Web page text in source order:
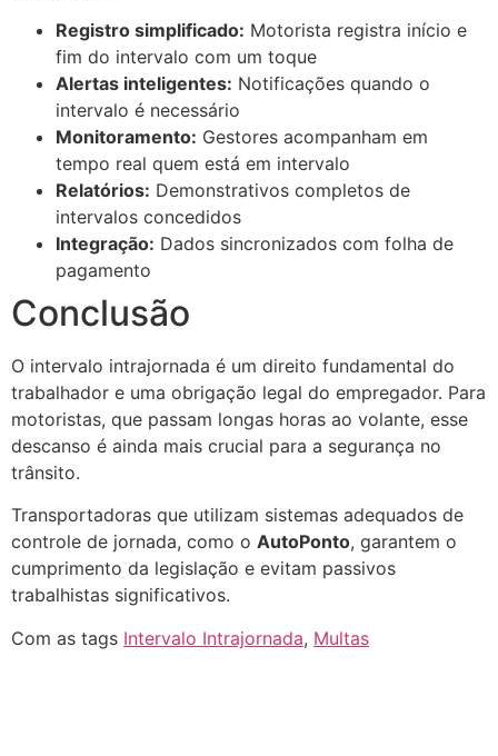
Registro simplificado: Motorista registra início e
fim do intervalo com um toque
Alertas inteligentes: Notificações quando o
intervalo é necessário
Monitoramento: Gestores acompanham em
tempo real quem está em intervalo
Relatórios: Demonstrativos completos de
intervalos concedidos
Integração: Dados sincronizados com folha de
pagamento
Conclusão
O intervalo intrajornada é um direito fundamental do
trabalhador e uma obrigação legal do empregador. Para
motoristas, que passam longas horas ao volante, esse
descanso é ainda mais crucial para a segurança no
trânsito.
Transportadoras que utilizam sistemas adequados de
controle de jornada, como o AutoPonto, garantem o
cumprimento da legislação e evitam passivos
trabalhistas significativos.
Com as tags Intervalo Intrajornada, Multas